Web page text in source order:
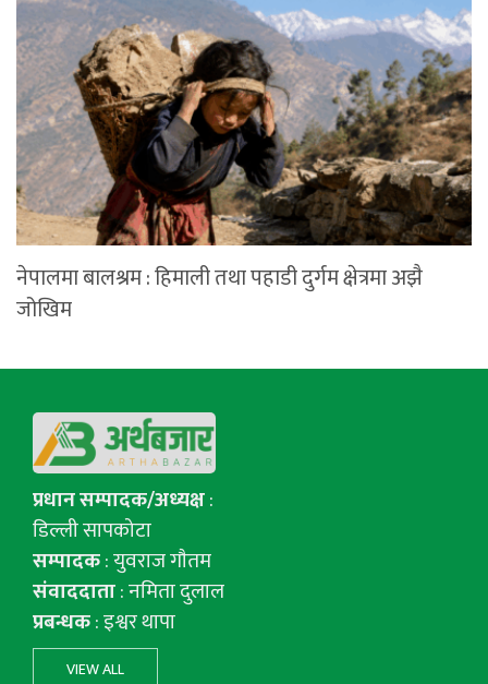
नेपालमा बालश्रम : हिमाली तथा पहाडी दुर्गम क्षेत्रमा अझै
जोखिम
प्रधान सम्पादक/अध्यक्ष:
डिल्ली सापकोटा
सम्पादक: युवराज गाैतम
संवाददाता: नमिता दुलाल
प्रबन्धक: इश्वर थापा
VIEW ALL